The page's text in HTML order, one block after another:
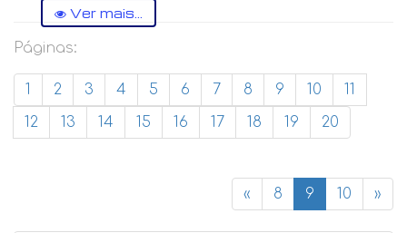
Ver mais...
Páginas:
1 2 3 4 5 6 7 8 9 10
11
12
13 14 15 16 17 18 19 20
« 8 9 10 »